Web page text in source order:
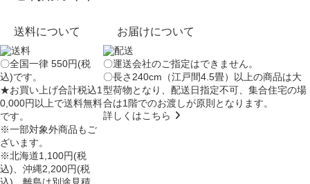
送料について
〇全国一律 550円(税
込)です。
★お買い上げ合計税込1
0,000円以上で送料無料
です。
※一部対象外商品もご
ざいます。
※北海道1,100円(税
込)、沖縄2,200円(税
お届けについて
〇運送会社のご指定はできません。
〇長さ240cm（江戸間4.5畳）以上の商品は大
型荷物となり、配送日指定不可、集合住宅の場
合は1階でのお渡しが原則となります。
詳しくはこちら